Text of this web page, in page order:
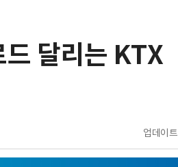
달리는 KTX
업데이트